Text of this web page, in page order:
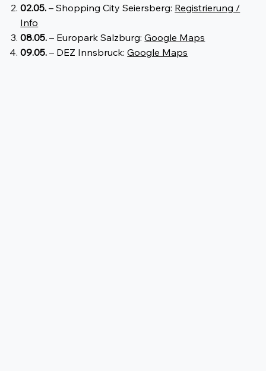
02.05. – Shopping City Seiersberg: Registrierung /
Info
08.05. – Europark Salzburg:Google Maps
09.05. – DEZ Innsbruck:Google Maps